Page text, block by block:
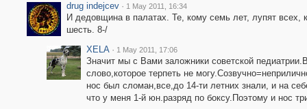
drug indejcev · 1 May 2011, 16:34
И дедовщина в палатах. Те, кому семь лет, лупят всех,
шесть. 8-/
XELA · 1 May 2011, 17:06
Значит мы с Вами заложники советской
слово,которое терпеть не
нос был сломан,все,до 14-ти летних знали, и на
что у меня 1-й юн.разряд по боксу.Поэтому и нос